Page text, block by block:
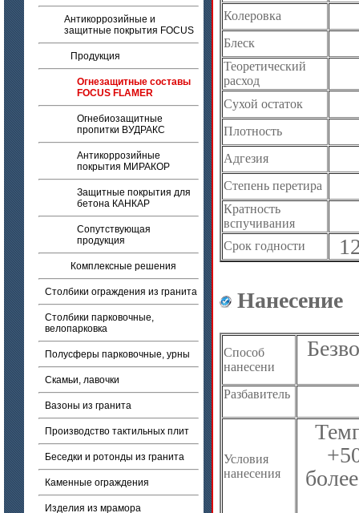
Антикоррозийные и
защитные покрытия FOCUS
Продукция
Огнезащитные составы
FOCUS FLAMER
Огнебиозащитные
пропитки ВУДРАКС
Антикоррозийные
покрытия МИРАКОР
Защитные покрытия для
бетона КАНКАР
Сопутствующая
продукция
Комплексные решения
Столбики ограждения из гранита
Столбики парковочные,
велопарковка
Полусферы парковочные, урны
Скамьи, лавочки
Вазоны из гранита
Производство тактильных плит
Беседки и ротонды из гранита
Каменные ограждения
Изделия из мрамора
Колеровка
Блеск
Теоретический
расход
Сухой остаток
Плотность
Адгезия
Степень перетира
Кратность
вспучивания
Срок годности
Нанесение
Способ
нанесени
Разбавитель
Условия
нанесения